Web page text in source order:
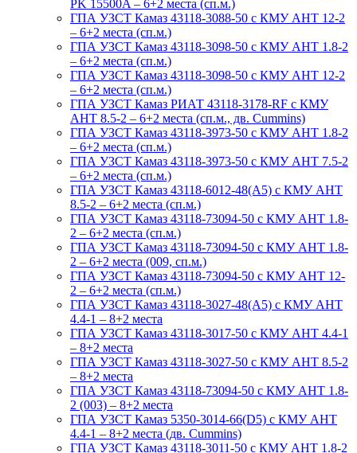
PK 15500A – 6+2 места (сп.м.)
ГПА УЗСТ Камаз 43118-3088-50 с КМУ АНТ 12-2
– 6+2 места (сп.м.)
ГПА УЗСТ Камаз 43118-3098-50 с КМУ АНТ 1.8-2
– 6+2 места (сп.м.)
ГПА УЗСТ Камаз 43118-3098-50 с КМУ АНТ 12-2
– 6+2 места (сп.м.)
ГПА УЗСТ Камаз РИАТ 43118-3178-RF с КМУ
АНТ 8.5-2 – 6+2 места (сп.м., дв. Cummins)
ГПА УЗСТ Камаз 43118-3973-50 с КМУ АНТ 1.8-2
– 6+2 места (сп.м.)
ГПА УЗСТ Камаз 43118-3973-50 с КМУ АНТ 7.5-2
– 6+2 места (сп.м.)
ГПА УЗСТ Камаз 43118-6012-48(А5) с КМУ АНТ
8.5-2 – 6+2 места (сп.м.)
ГПА УЗСТ Камаз 43118-73094-50 с КМУ АНТ 1.8-
2 – 6+2 места (сп.м.)
ГПА УЗСТ Камаз 43118-73094-50 с КМУ АНТ 1.8-
2 – 6+2 места (009, сп.м.)
ГПА УЗСТ Камаз 43118-73094-50 с КМУ АНТ 12-
2 – 6+2 места (сп.м.)
ГПА УЗСТ Камаз 43118-3027-48(A5) с КМУ АНТ
4.4-1 – 8+2 места
ГПА УЗСТ Камаз 43118-3017-50 с КМУ АНТ 4.4-1
– 8+2 места
ГПА УЗСТ Камаз 43118-3027-50 с КМУ АНТ 8.5-2
– 8+2 места
ГПА УЗСТ Камаз 43118-73094-50 с КМУ АНТ 1.8-
2 (003) – 8+2 места
ГПА УЗСТ Камаз 5350-3014-66(D5) с КМУ АНТ
4.4-1 – 8+2 места (дв. Cummins)
ГПА УЗСТ Камаз 43118-3011-50 с КМУ АНТ 1.8-2